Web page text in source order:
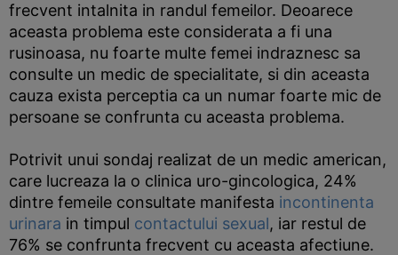
frecvent intalnita in randul femeilor. Deoarece
aceasta problema este considerata a fi una
rusinoasa, nu foarte multe femei indraznesc sa
consulte un medic de specialitate, si din aceasta
cauza exista perceptia ca un numar foarte mic de
persoane se confrunta cu aceasta problema.
Potrivit unui sondaj realizat de un medic american,
care lucreaza la o clinica uro-gincologica, 24%
dintre femeile consultate manifesta incontinenta
urinara in timpul contactului sexual, iar restul de
76% se confrunta frecvent cu aceasta afectiune.